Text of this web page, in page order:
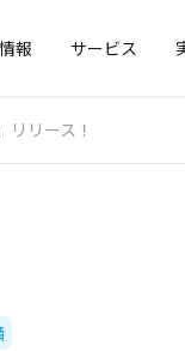
報 サービス
リース！